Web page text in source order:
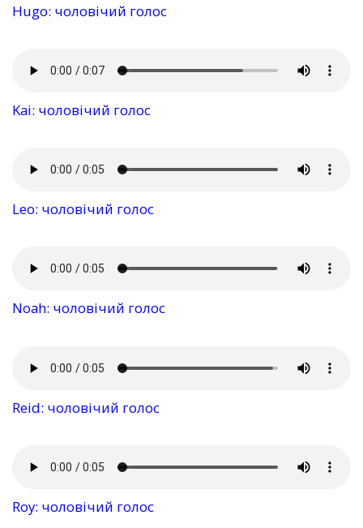
Hugo: чоловічий голос
Kai: чоловічий голос
Leo: чоловічий голос
Noah: чоловічий голос
Reid: чоловічий голос
Roy: чоловічий голос